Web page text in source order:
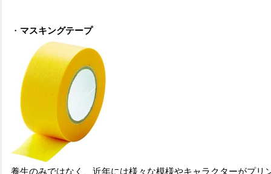
・ マスキングテープ
養生のみではなく 、近年には様々な模様やキャラクターがプリ